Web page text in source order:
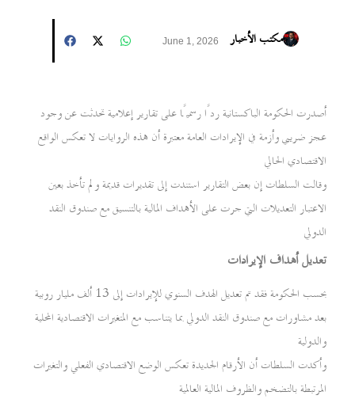
مكتب الأخبار June 1, 2026
أصدرت الحكومة الباكستانية ردًا رسميًا على تقارير إعلامية تحدثت عن وجود
عجز ضريبي وأزمة في الإيرادات العامة معتبرة أن هذه الروايات لا تعكس الواقع
الاقتصادي الحالي
وقالت السلطات إن بعض التقارير استندت إلى تقديرات قديمة ولم تأخذ بعين
الاعتبار التعديلات التي جرت على الأهداف المالية بالتنسيق مع صندوق النقد
الدولي
تعديل أهداف الإيرادات
بحسب الحكومة فقد تم تعديل الهدف السنوي للإيرادات إلى 13 ألف مليار روبية
بعد مشاورات مع صندوق النقد الدولي بما يتناسب مع المتغيرات الاقتصادية المحلية
والدولية
وأكدت السلطات أن الأرقام الجديدة تعكس الوضع الاقتصادي الفعلي والتغيرات
المرتبطة بالتضخم والظروف المالية العالمية